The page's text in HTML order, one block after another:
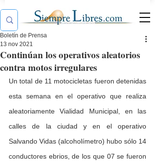
Continúan los operativos aleatorios
contra motos irregulares
Boletín de Prensa
13 nov 2021
Un total de 11 motocicletas fueron detenidas
esta semana en el operativo que realiza
aleatoriamente Vialidad Municipal, en las
calles de la ciudad y en el operativo
Salvando Vidas (alcoholímetro) hubo sólo 14
conductores ebrios, de los que 07 se fueron